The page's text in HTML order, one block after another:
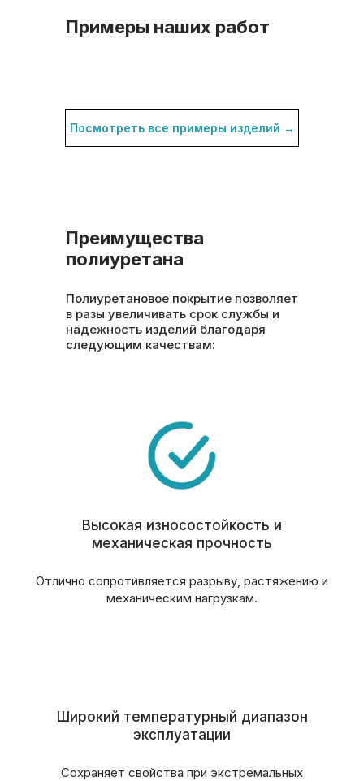
Примеры наших работ
Посмотреть все примеры изделий →
Преимущества
полиуретана
Полиуретановое покрытие позволяет
в разы увеличивать срок службы и
надежность изделий благодаря
следующим качествам:
Высокая износостойкость и
механическая прочность
Отлично сопротивляется разрыву, растяжению и
механическим нагрузкам.
Широкий температурный диапазон
эксплуатации
Сохраняет свойства при экстремальных